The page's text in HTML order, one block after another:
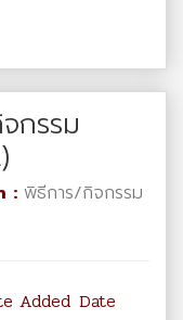
กรรม
: พิธีการ/กิจกรรม
Added Date